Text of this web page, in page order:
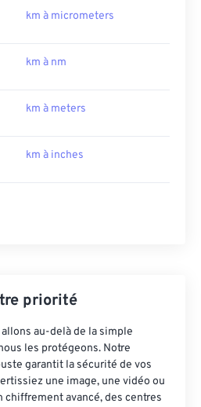
km à micrometers
km à nm
km à meters
km à inches
priorité
au-delà de la simple
les protégeons. Notre
garantit la sécurité de vos
une image, une vidéo ou
chiffrement avancé, des centres